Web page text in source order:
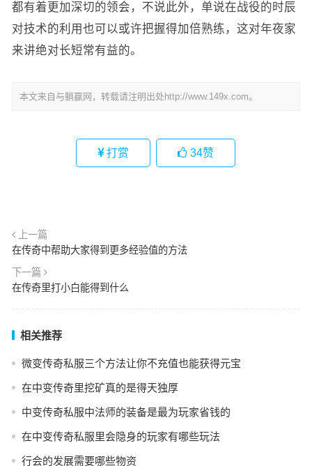
都有着更加深切的领会，不说此外，单说在战役的时辰
对技术的利用也可以或许把握得加倍熟练，这对年夜家
来讲绝对长短常有益的。
本文来自与躺赢网，转载请注明出处http://www.149x.com。
打赏 34赞
上一篇
在传奇中帮助大家得到更多经验值的方法
下一篇
在传奇里打小白能得到什么
相关推荐
微变传奇私服三个方法让你不充值也能获得元宝
在中变传奇里挖矿真的是得天独厚
中变传奇私服中法师的装备是最为玩家省钱的
在中变传奇私服里会隐身的玩家有哪些玩法
行会的发展需要哪些物资